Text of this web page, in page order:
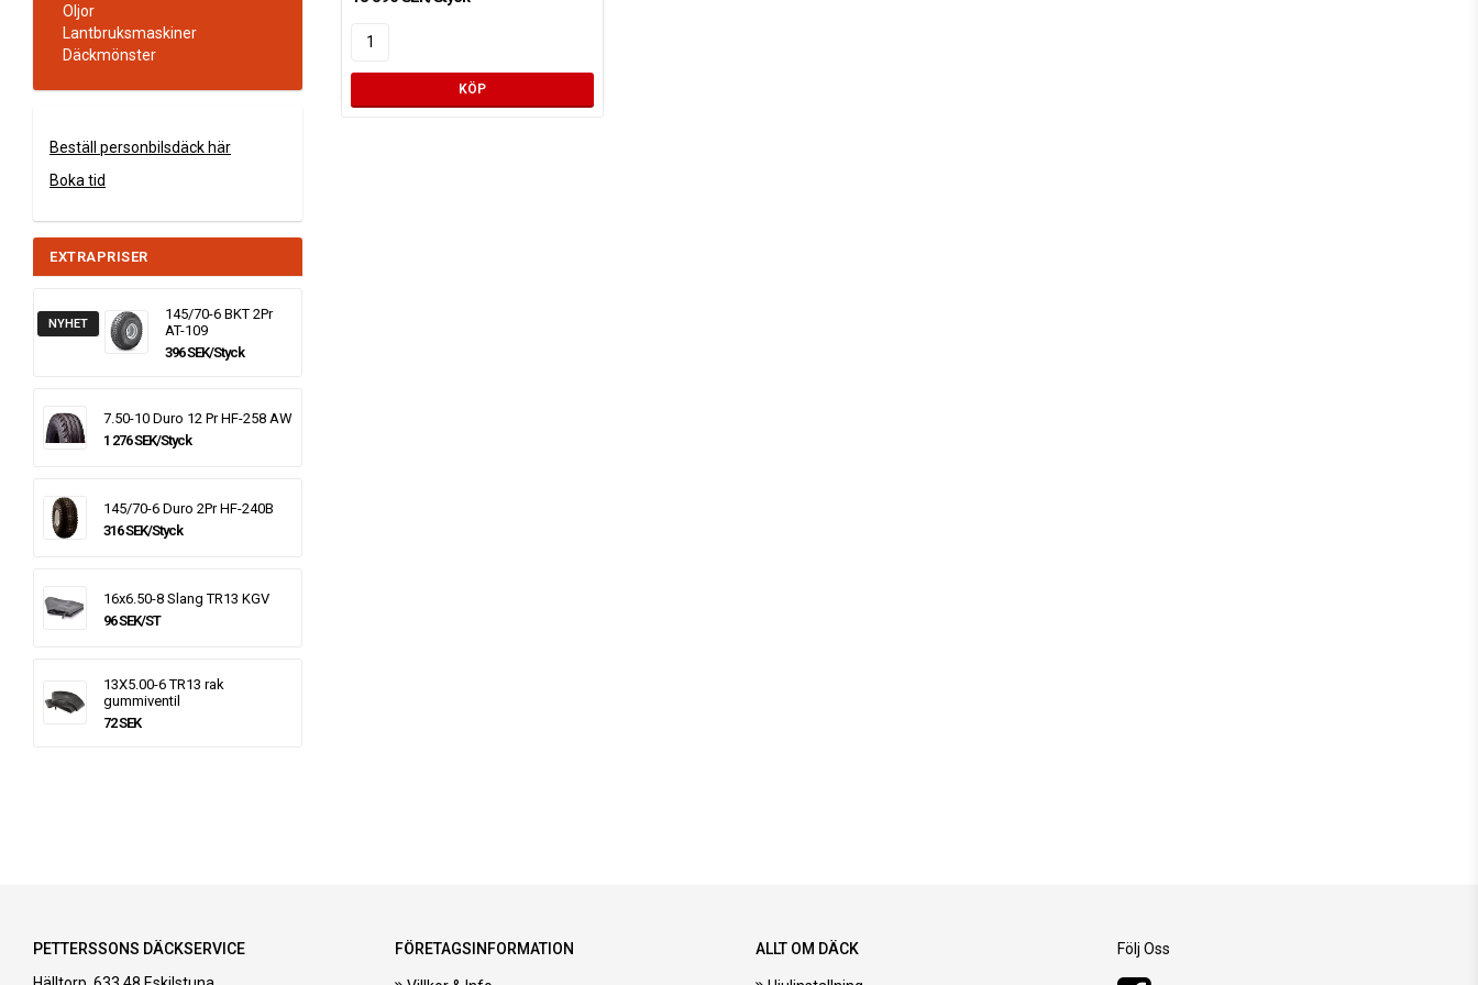
Oljor
Lantbruksmaskiner
Däckmönster
Beställ personbilsdäck här
Boka tid
EXTRAPRISER
NYHET
145/70-6 BKT 2Pr
AT-109
396 SEK/Styck
7.50-10 Duro 12 Pr HF-258 AW
1 276 SEK/Styck
145/70-6 Duro 2Pr HF-240B
316 SEK/Styck
16x6.50-8 Slang TR13 KGV
96 SEK/ST
13X5.00-6 TR13 rak
gummiventil
72 SEK
KÖP
PETTERSSONS DÄCKSERVICE
FÖRETAGSINFORMATION ALLT OM DÄCK Följ Oss